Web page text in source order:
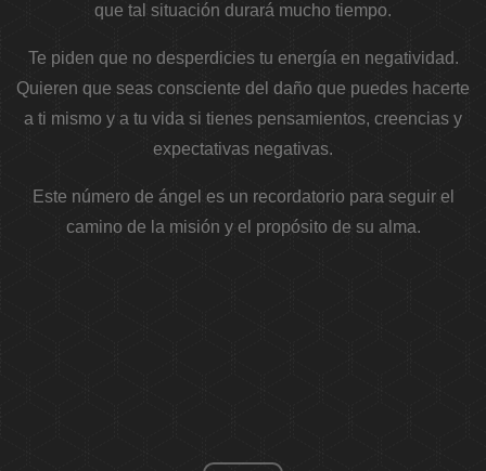
que tal situación durará mucho tiempo.
Te piden que no desperdicies tu energía en negatividad.
Quieren que seas consciente del daño que puedes hacerte
a ti mismo y a tu vida si tienes pensamientos, creencias y
expectativas negativas.
Este número de ángel es un recordatorio para seguir el
camino de la misión y el propósito de su alma.